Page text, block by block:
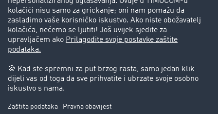
Pravna pitanja
Impresum
Zaštita podataka
Kolačić-Postavke